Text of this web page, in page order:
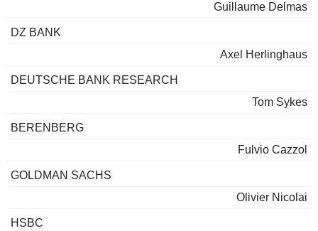
Guillaume Delmas
DZ BANK
Axel Herlinghaus
DEUTSCHE BANK RESEARCH
Tom Sykes
BERENBERG
Fulvio Cazzol
GOLDMAN SACHS
Olivier Nicolai
HSBC